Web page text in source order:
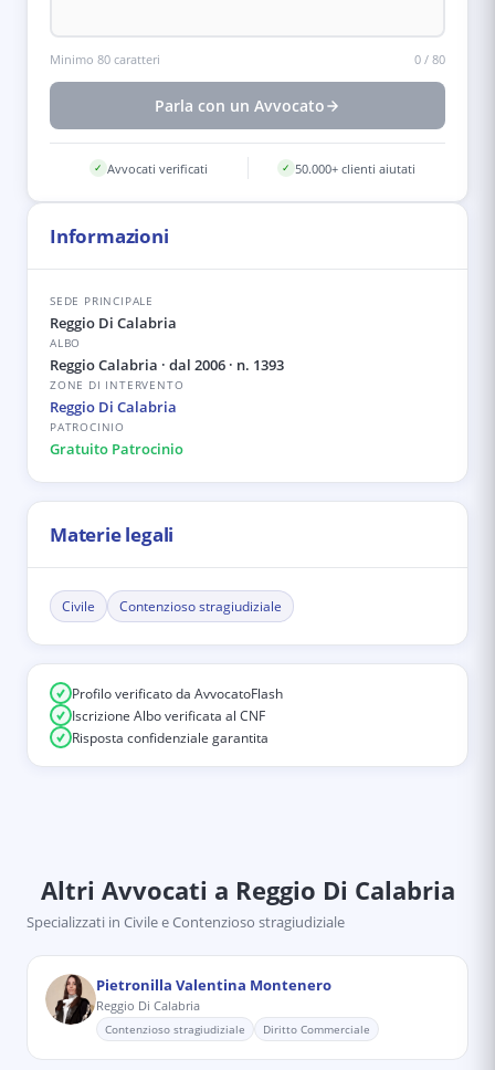
Minimo 80 caratteri 0 / 80
Parla con un Avvocato
✓ Avvocati verificati ✓ 50.000+ clienti aiutati
Informazioni
SEDE PRINCIPALE
Reggio Di Calabria
ALBO
Reggio Calabria · dal 2006 · n. 1393
ZONE DI INTERVENTO
Reggio Di Calabria
PATROCINIO
Gratuito Patrocinio
Materie legali
Civile Contenzioso stragiudiziale
Profilo verificato da AvvocatoFlash
Iscrizione Albo verificata al CNF
Risposta confidenziale garantita
Altri Avvocati a Reggio Di Calabria
Specializzati in Civile e Contenzioso stragiudiziale
Pietronilla Valentina Montenero
Reggio Di Calabria
Contenzioso stragiudiziale Diritto Commerciale